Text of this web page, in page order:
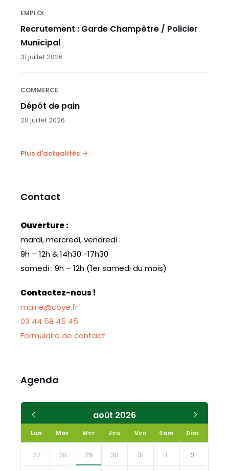
EMPLOI
Recrutement : Garde Champêtre / Policier
Municipal
31 juillet 2026
COMMERCE
Dépôt de pain
20 juillet 2026
Plus d'actualités
Contact
Ouverture :
mardi, mercredi, vendredi :
9h – 12h & 14h30 -17h30
samedi : 9h – 12h (1er samedi du mois)
Contactez-nous !
mairie@coye.fr
03 44 58 45 45
Formulaire de contact
Agenda
août 2026
précédent
Lun Mar Mer Jeu Ven Sam Dim
Skip
calendar
27 28 29 30 31 1 2